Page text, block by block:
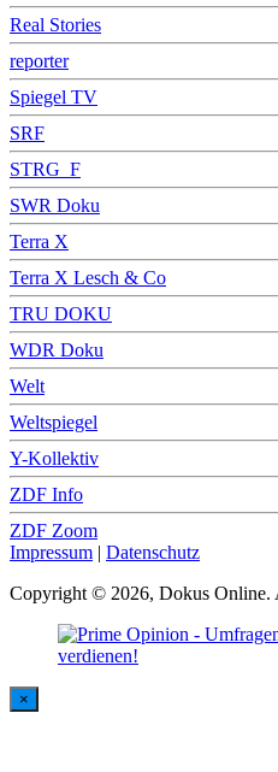
Real Stories
reporter
Spiegel TV
SRF
STRG_F
SWR Doku
Terra X
Terra X Lesch & Co
TRU DOKU
WDR Doku
Welt
Weltspiegel
Y-Kollektiv
ZDF Info
ZDF Zoom
Impressum | Datenschutz
Copyright © 2026, Dokus Online.
×